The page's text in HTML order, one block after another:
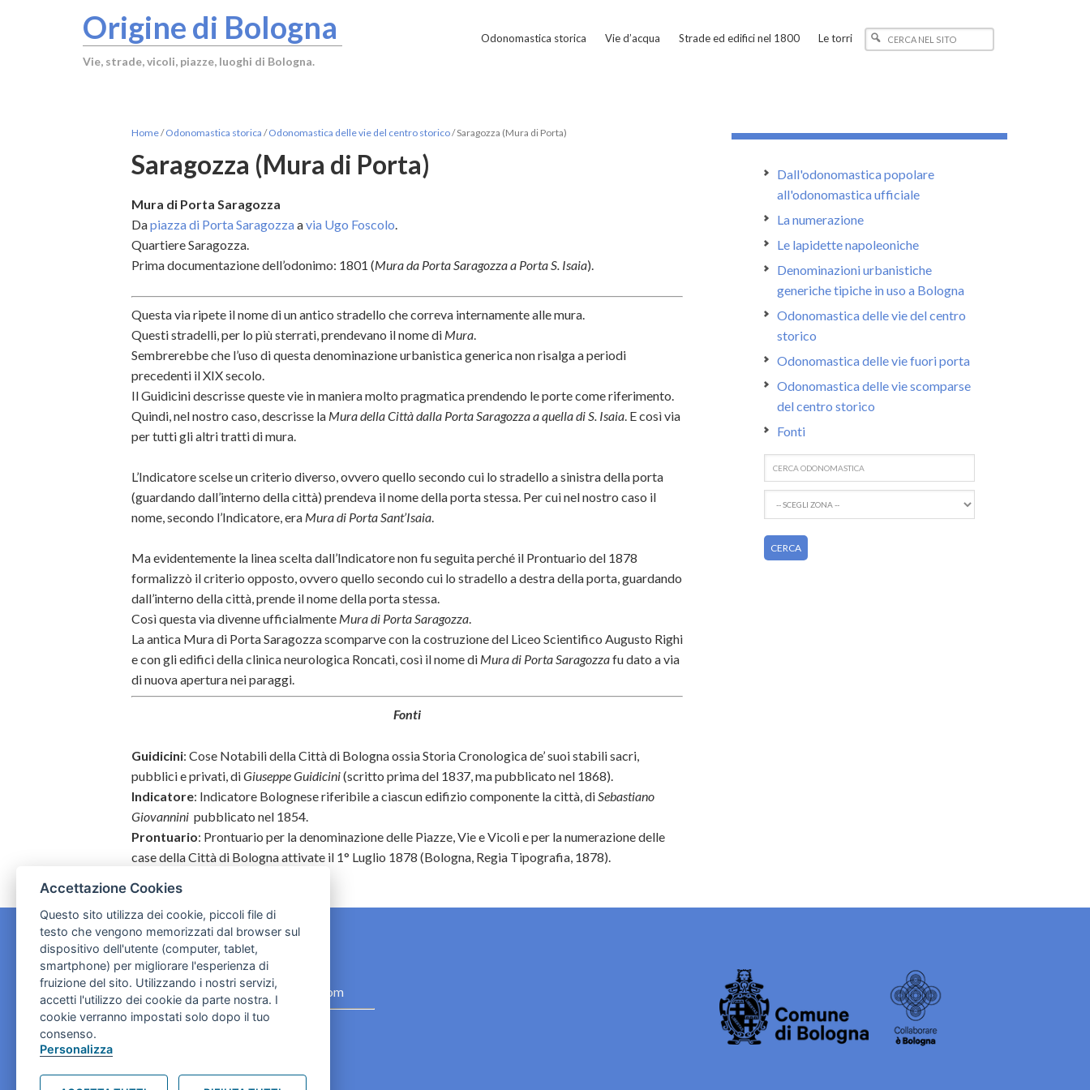
Origine di Bologna
Vie, strade, vicoli, piazze, luoghi di Bologna.
Odonomastica storica Vie d’acqua Strade ed edifici nel 1800 Le torri
Home/ Odonomastica storica / Odonomastica delle vie del centro storico/Saragozza (Mura di Porta)
Saragozza (Mura di Porta)
Mura di Porta Saragozza
Dapiazza di Porta Saragozzaavia Ugo Foscolo.
Quartiere Saragozza.
Prima documentazione dell’odonimo: 1801 (Mura da Porta Saragozza a Porta S. Isaia).
Questa via ripete il nome di un antico stradello che correva internamente alle mura.
Questi stradelli, per lo più sterrati, prendevano il nome di Mura.
Sembrerebbe che l’uso di questadenominazione urbanistica genericanon risalga a periodi
precedenti il XIX secolo.
Il Guidicini descrisse queste vie in maniera molto pragmatica prendendo le porte come riferimento.
Quindi, nel nostro caso, descrisse la Mura della Città dalla Porta Saragozza a quella di S. Isaia. E così via
per tutti gli altri tratti di mura.
L’Indicatore scelse un criterio diverso, ovvero quello secondo cui lo stradello a sinistra della porta
(guardando dall’interno della città) prendeva il nome della porta stessa. Per cui nel nostro caso il
nome, secondo l’Indicatore, era Mura di Porta Sant’Isaia.
Ma evidentemente la linea scelta dall’Indicatore non fu seguita perché il Prontuario del 1878
formalizzò il criterio opposto, ovvero quello secondo cui lo stradello a destra della porta, guardando
dall’interno della città, prende il nome della porta stessa.
Così questa via divenne ufficialmente Mura di Porta Saragozza.
La antica Mura di Porta Saragozza scomparve con la costruzione del Liceo Scientifico Augusto Righi
e con gli edifici della clinica neurologica Roncati, così il nome di Mura di Porta Saragozzafu dato a via
di nuova apertura nei paraggi.
Fonti
Guidicini: Cose Notabili della Città di Bologna ossia Storia Cronologica de’ suoi stabili sacri,
pubblici e privati, diGiuseppe Guidicini(scritto prima del 1837, ma pubblicato nel 1868).
Indicatore: Indicatore Bolognese riferibile a ciascun edifizio componente la città, diSebastiano
Giovannini pubblicato nel 1854.
Prontuario: Prontuario per la denominazione delle Piazze, Vie e Vicoli e per la numerazione delle
case della Città di Bologna attivate il 1° Luglio 1878 (Bologna, Regia Tipografia, 1878).
Dall'odonomastica popolare
all'odonomastica ufficiale
La numerazione
Le lapidette napoleoniche
Denominazioni urbanistiche
generiche tipiche in uso a Bologna
Odonomastica delle vie del centro
storico
Odonomastica delle vie fuori porta
Odonomastica delle vie scomparse
del centro storico
Fonti
CONTATTI
contact.originebologna@gmail.com
Cookies e informativa privacy
Accettazione Cookies
Questo sito utilizza dei cookie, piccoli file di
testo che vengono memorizzati dal browser sul
dispositivo dell'utente (computer, tablet,
smartphone) per migliorare l'esperienza di
fruizione del sito. Utilizzando i nostri servizi,
accetti l'utilizzo dei cookie da parte nostra. I
cookie verranno impostati solo dopo il tuo
consenso.
Personalizza